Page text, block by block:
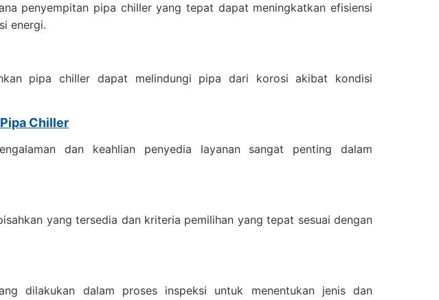
penyempitan pipa chiller yang tepat dapat meningkatkan efisiensi
energi.
pipa chiller dapat melindungi pipa dari korosi akibat kondisi
Chiller
dan keahlian penyedia layanan sangat penting dalam
yang tersedia dan kriteria pemilihan yang tepat sesuai dengan
dilakukan dalam proses inspeksi untuk menentukan jenis dan